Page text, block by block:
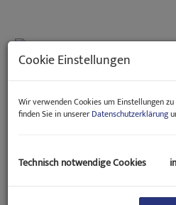
Beschreibung
Diese helle, klassisch-elegante4-
Hohe Räume, Parkettböden und
Wohnambiente in einer der
Cookie Einstellungen
Wir verwenden Cookies um Einstellungen
finden Sie in unsererDatenschutzerklärung
Technisch notwendige Cookies